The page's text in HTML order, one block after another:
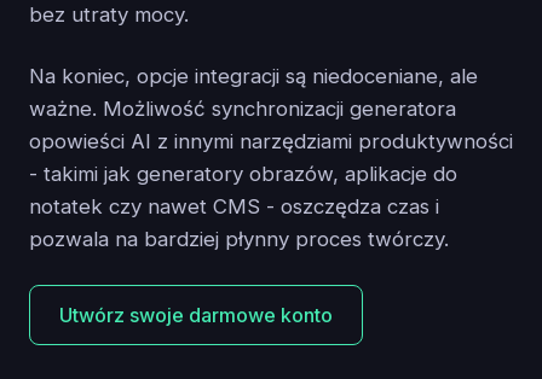
bez utraty mocy.
Na koniec, opcje integracji są niedoceniane, ale
ważne. Możliwość synchronizacji generatora
opowieści AI z innymi narzędziami produktywności
- takimi jak generatory obrazów, aplikacje do
notatek czy nawet CMS - oszczędza czas i
pozwala na bardziej płynny proces twórczy.
Utwórz swoje darmowe konto